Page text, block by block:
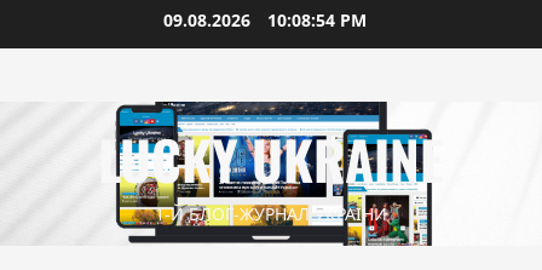
до
09.08.2026 10:08:55 PM
LUCKY UKRAINE
1-Й БЛОГ-ЖУРНАЛ УКРАЇНИ